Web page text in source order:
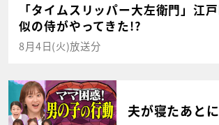
「タイムスリッパー大左衛門」江
似の侍がやってきた!?
8月4日(火)放送分
夫が寝たあとに